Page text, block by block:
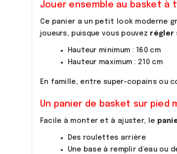
Jouer ensemble au basket
Ce panier a un petit look moderne
joueurs, puisque vous pouvez régler
Hauteur minimum : 160 cm
Hauteur maximum : 210 cm
En famille, entre super-copains ou
Un panier de basket sur pied
Facile à monter et à ajuster, le
Des roulettes arrière
Une base à remplir d’eau ou